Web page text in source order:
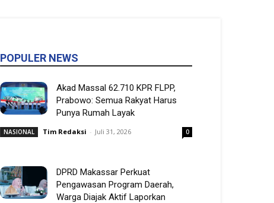
POPULER NEWS
Akad Massal 62.710 KPR FLPP,
Prabowo: Semua Rakyat Harus
Punya Rumah Layak
NASIONAL Tim Redaksi - Juli 31, 2026 0
DPRD Makassar Perkuat
Pengawasan Program Daerah,
Warga Diajak Aktif Laporkan